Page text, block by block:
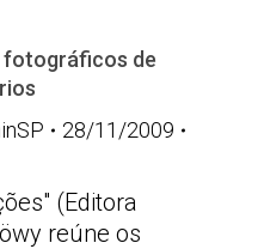
de
28/11/2009
(Editora
reúne os